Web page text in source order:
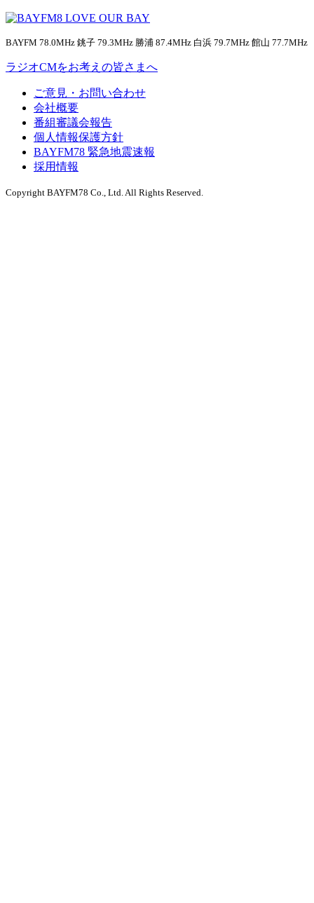
BAYFM 78.0MHz 銚子 79.3MHz 勝浦 87.4MHz 白浜 79.7MHz 館山 77.7MHz
ラジオCMをお考えの皆さまへ
ご意見・お問い合わせ
会社概要
番組審議会報告
個人情報保護方針
BAYFM78 緊急地震速報
採用情報
Copyright BAYFM78 Co., Ltd. All Rights Reserved.